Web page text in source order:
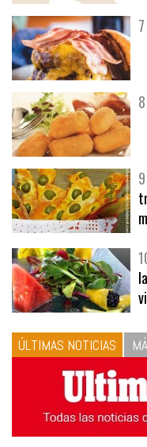
7
8
9
ÚLTIMAS NOTICIAS